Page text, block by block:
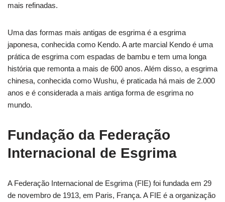
mais refinadas.
Uma das formas mais antigas de esgrima é a esgrima
japonesa, conhecida como Kendo. A arte marcial Kendo é uma
prática de esgrima com espadas de bambu e tem uma longa
história que remonta a mais de 600 anos. Além disso, a esgrima
chinesa, conhecida como Wushu, é praticada há mais de 2.000
anos e é considerada a mais antiga forma de esgrima no
mundo.
Fundação da Federação
Internacional de Esgrima
A Federação Internacional de Esgrima (FIE) foi fundada em 29
de novembro de 1913, em Paris, França. A FIE é a organização